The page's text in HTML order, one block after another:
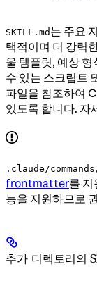
SKILL.md 는 주요
택적이며 더 강력
울 템플릿, 예상
수 있는 스크립트
파일을 참조하여
있도록 합니다. 자
.claude/
frontmatter를 지
능을 지원하므로
추가 디렉토리의